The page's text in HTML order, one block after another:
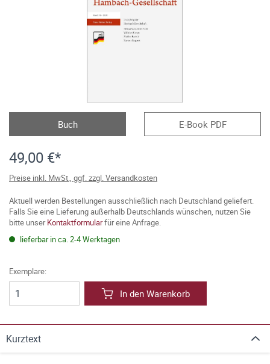
Buch E-Book PDF
49,00 €*
Preise inkl. MwSt., ggf. zzgl. Versandkosten
Aktuell werden Bestellungen ausschließlich nach Deutschland geliefert.
Falls Sie eine Lieferung außerhalb Deutschlands wünschen, nutzen Sie
bitte unserKontaktformularfür eine Anfrage.
lieferbar in ca. 2-4 Werktagen
Exemplare:
In den Warenkorb
Kurztext